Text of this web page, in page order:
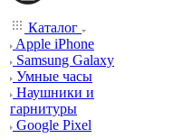
Каталог
Apple iPhone
Samsung Galaxy
Умные часы
Наушники и
гарнитуры
Google Pixel